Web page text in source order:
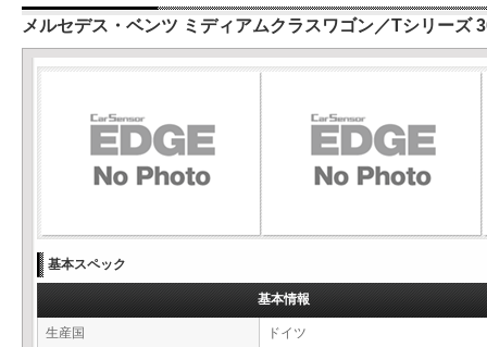
メルセデス・ベンツ ミディアムクラスワゴン／Tシリーズ
基本スペック
基本情報
生産国 ドイツ